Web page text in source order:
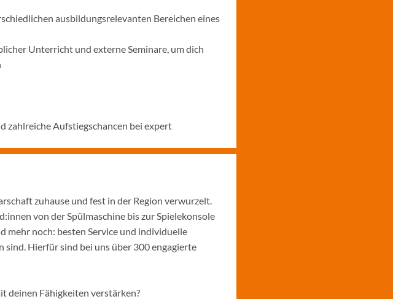
ausbildungsrelevanten Bereichen eines
Unterricht und externe Seminare, um dich
zahlreiche Aufstiegschancen bei expert
zuhause und fest in der Region verwurzelt.
von der Spülmaschine bis zur Spielekonsole
noch: besten Service und individuelle
Hierfür sind bei uns über 300 engagierte
deinen Fähigkeiten verstärken?